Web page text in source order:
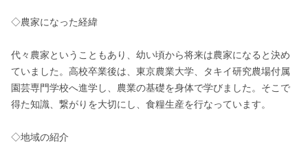
◇農家になった経緯
代々農家ということもあり、幼い頃から将来は農家になると決め
ていました。高校卒業後は、東京農業大学、タキイ研究農場付属
園芸専門学校へ進学し、農業の基礎を身体で学びました。そこで
得た知識、繋がりを大切にし、食糧生産を行なっています。
◇地域の紹介